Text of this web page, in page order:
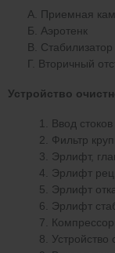
А. Приемная
Б. Аэротенк
В. Стабилизатор
Г. Вторичный
Устройство
Ввод стоков
Фильтр
Эрлифт,
Эрлифт
Эрлифт
Эрлифт
Устройство